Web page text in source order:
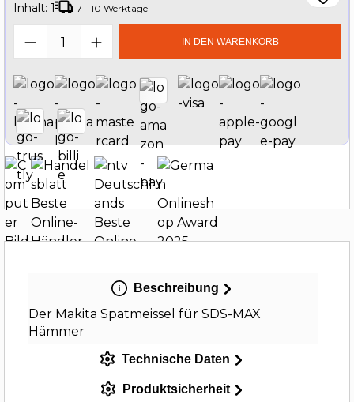
Inhalt: 1 7 - 10 Werktage
Produkt Anzahl: Gib denIN DEN WARENKORB
Beschreibung
Der Makita Spatmeissel für SDS-MAX
Hämmer
Technische Daten
Produktsicherheit